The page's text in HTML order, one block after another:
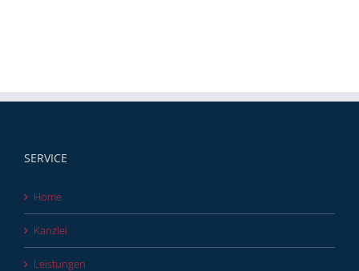
SERVICE
Home
Kanzlei
Leistungen